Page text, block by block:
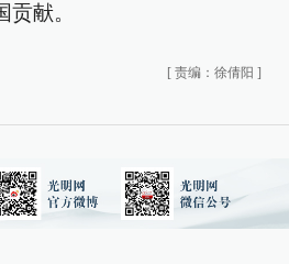
献。
[ 责编：徐倩阳 ]